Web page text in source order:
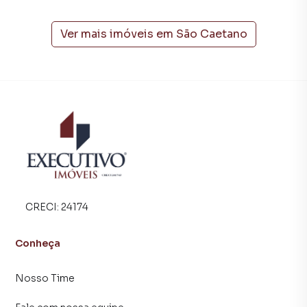
Meio. Aqui você encontra milhares de ofertas para
encontrar o imóvel que mais combina com seu estilo de
segurança e tranquilidade. Na Executivo Imóveis você
consegue comprar ou alugar um imóvel em Arroio do Meio
mesmo não estando na cidade e com a praticidade de
fazer tudo online, direto do seu computador ou
smartphone. Nós criamos soluções inovadoras para
compradores com o mercado imobiliário.
Anuncie seu imóvel! É fácil, rápido e gratuito! A Executivo
Imóveis é uma imobiliária digital com imóveis em diversas
Ver mais imóveis em São Caetano
CRECI: 24174
Conheça
Nosso Time